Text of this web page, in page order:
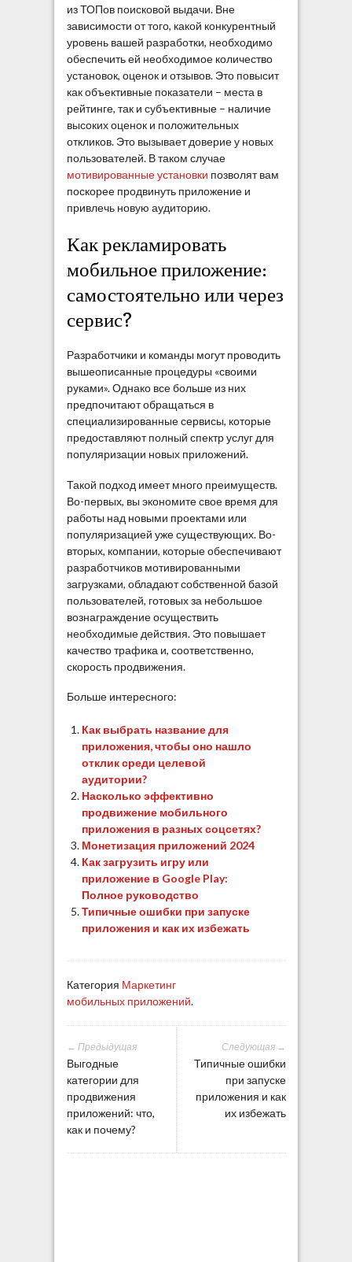
из ТОПов поисковой выдачи. Вне
зависимости от того, какой конкурентный
уровень вашей разработки, необходимо
обеспечить ей необходимое количество
установок, оценок и отзывов. Это повысит
как объективные показатели – места в
рейтинге, так и субъективные – наличие
высоких оценок и положительных
откликов. Это вызывает доверие у новых
пользователей. В таком случае
мотивированные установки позволят вам
поскорее продвинуть приложение и
привлечь новую аудиторию.
Как рекламировать
мобильное приложение:
самостоятельно или через
сервис?
Разработчики и команды могут проводить
вышеописанные процедуры «своими
руками». Однако все больше из них
предпочитают обращаться в
специализированные сервисы, которые
предоставляют полный спектр услуг для
популяризации новых приложений.
Такой подход имеет много преимуществ.
Во-первых, вы экономите свое время для
работы над новыми проектами или
популяризацией уже существующих. Во-
вторых, компании, которые обеспечивают
разработчиков мотивированными
загрузками, обладают собственной базой
пользователей, готовых за небольшое
вознаграждение осуществить
необходимые действия. Это повышает
качество трафика и, соответственно,
скорость продвижения.
Больше интересного:
Как выбрать название для
приложения, чтобы оно нашло
отклик среди целевой
аудитории?
Насколько эффективно
продвижение мобильного
приложения в разных соцсетях?
Монетизация приложений 2024
Как загрузить игру или
приложение в Google Play:
Полное руководство
Типичные ошибки при запуске
приложения и как их избежать
Категория Маркетинг
мобильных приложений.
Следующая →
Типичные ошибки
при запуске
приложения и как
их избежать
← Предыдущая
Выгодные
категории для
продвижения
приложений: что,
как и почему?